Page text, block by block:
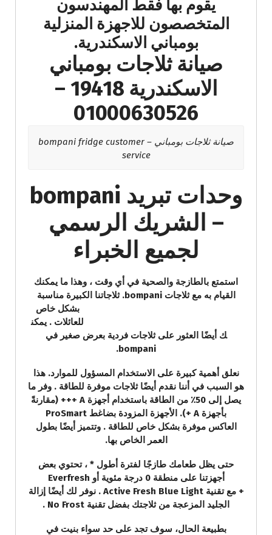
يقوم بها فقط المهندسون
المتخصصون للاجهزة المنزلية
بومباني الاسكندرية.
صيانة ثلاجات بومباني
الاسكندرية 19418 –
01000630526
صيانة ثلاجات بومباني – bompani fridge customer
service
وحدات تبريد bompani
– الشريك الرسمي
لجميع الخبراء
استمتع بالطازجة والصحية في أي وقت ، وهذا ما يمكنك
القيام به مع ثلاجات bompani. ثلاجاتنا الكبيرة مناسبة
بشكل خاص
للعائلات . يمكن
ك أيضًا العثور على ثلاجات فردية بعرض صغير في
bompani.
نعلق أهمية كبيرة على الاستخدام المسؤول للموارد. هذا
هو السبب في أننا نقدم أيضًا ثلاجات موفرة للطاقة . وفر ما
يصل إلى 50٪ من الطاقة باستخدام أجهزة A +++ (مقارنةً
بأجهزة A +). الأجهزة المزودة بضاغط ProSmart
العاكس موفرة بشكل خاص للطاقة . وتتميز أيضًا بطول
العمر الخاص بها.
حتى يظل طعامك طازجًا لفترة أطول * ، تحتوي بعض
أجهزتنا على منطقة 0 درجة مئوية أو Everfresh
+ مع تقنية Active Fresh Blue Light . نوفر لك أيضًا إزالة
الجليد المزعجة من ثلاجتك بفضل تقنية No Frost .
بطبيعة الحال، سوف تجد على حد سواء بنيت في